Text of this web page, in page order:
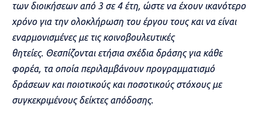
των διοικήσεων από 3 σε 4 έτη, ώστε να έχουν ικανότερο
χρόνο για την ολοκλήρωση του έργου τους και να είναι
εναρμονισμένες με τις κοινοβουλευτικές
θητείες. Θεσπίζονται ετήσια σχέδια δράσης για κάθε
φορέα, τα οποία περιλαμβάνουν προγραμματισμό
δράσεων και ποιοτικούς και ποσοτικούς στόχους με
συγκεκριμένους δείκτες απόδοσης.